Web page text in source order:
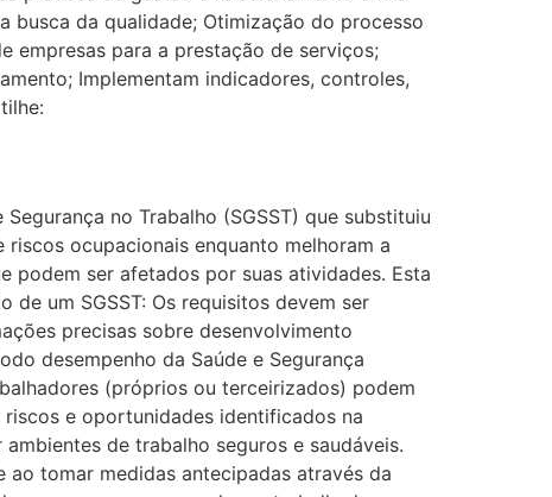
busca da qualidade; Otimização do processo
empresas para a prestação de serviços;
Implementam indicadores, controles,
no Trabalho (SGSST) que substituiu
ocupacionais enquanto melhoram a
podem ser afetados por suas atividades. Esta
um SGSST: Os requisitos devem ser
precisas sobre desenvolvimento
desempenho da Saúde e Segurança
(próprios ou terceirizados) podem
e oportunidades identificados na
de trabalho seguros e saudáveis.
tomar medidas antecipadas através da